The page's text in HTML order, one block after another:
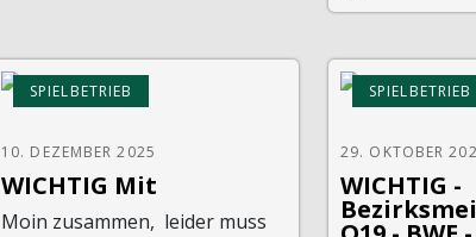
SPIELBETRIEB
10. DEZEMBER 2025
WICHTIG Mit
Moin zusammen, leider muss
SPIELBETRIEB
29. OKTOBER
WICHTIG -